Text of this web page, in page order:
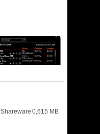
Shareware 0,615 MB